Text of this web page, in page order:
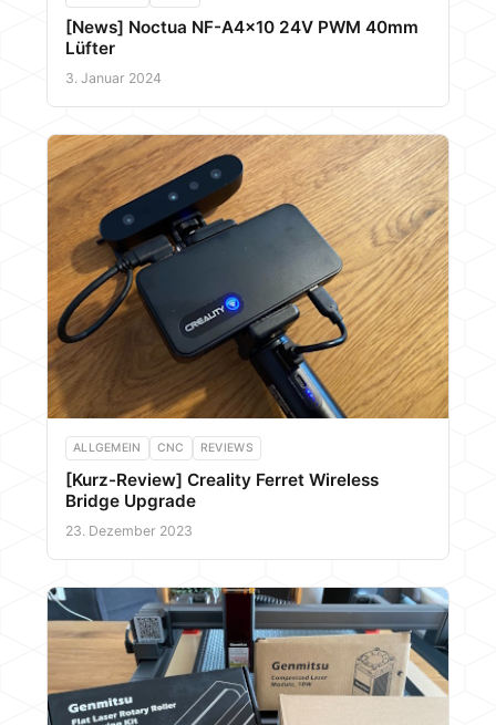
[News] Noctua NF-A4x10 24V PWM 40mm
Lüfter
3. Januar 2024
ALLGEMEIN CNC REVIEWS
[Kurz-Review] Creality Ferret Wireless
Bridge Upgrade
23. Dezember 2023